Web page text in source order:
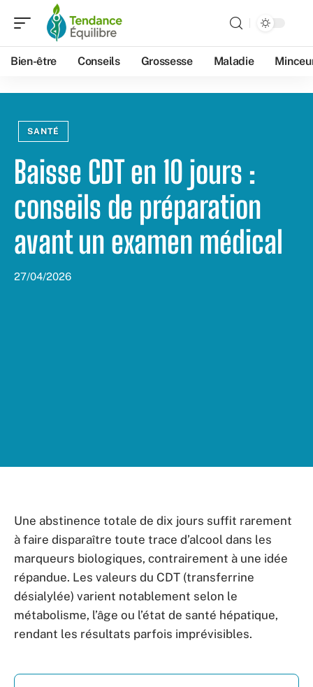
Bien-être Conseils Grossesse Maladie
SANTÉ
Baisse CDT en 10 jours :
conseils de préparation
avant un examen médical
27/04/2026
Une abstinence totale de dix jours suffit rarement
à faire disparaître toute trace d’alcool dans les
marqueurs biologiques, contrairement à une idée
répandue. Les valeurs du CDT (transferrine
désialylée) varient notablement selon le
métabolisme, l’âge ou l’état de santé hépatique,
rendant les résultats parfois imprévisibles.